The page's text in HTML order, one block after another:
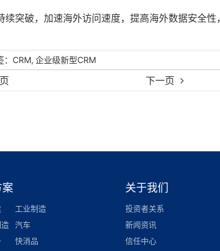
下一页
突破，加速海外访问速度，提高海外数据安全性
CRM, 企业级新型CRM
工业制造
汽车
快消品
关于我们
投资者关系
新闻资讯
信任中心